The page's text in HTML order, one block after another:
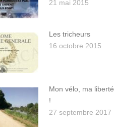
21 mai 2015
Les tricheurs
16 octobre 2015
Mon vélo, ma liberté
!
27 septembre 2017